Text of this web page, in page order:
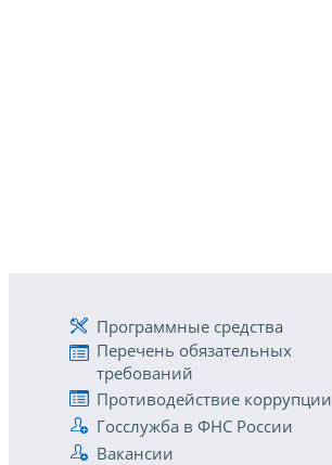
Программные средства
Перечень обязательных
требований
Противодействие коррупции
Госслужба в ФНС России
Вакансии